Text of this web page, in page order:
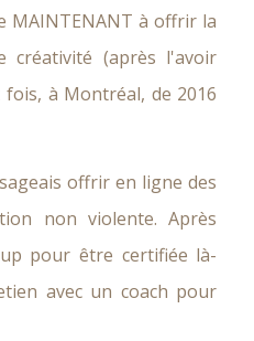
MAINTENANT à offrir la
créativité (après l'avoir
à Montréal, de 2016
offrir en ligne des
non violente. Après
pour être certifiée là-
avec un coach pour